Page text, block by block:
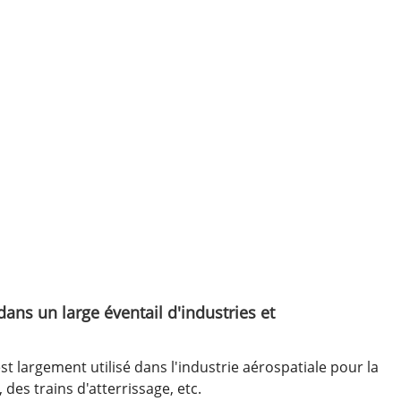
un large éventail d'industries et
largement utilisé dans l'industrie aérospatiale pour la
trains d'atterrissage, etc.